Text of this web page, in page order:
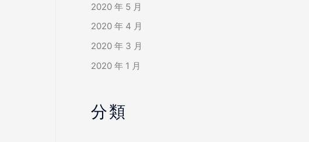
2020 年 5 月
2020 年 4 月
2020 年 3 月
2020 年 1 月
分類